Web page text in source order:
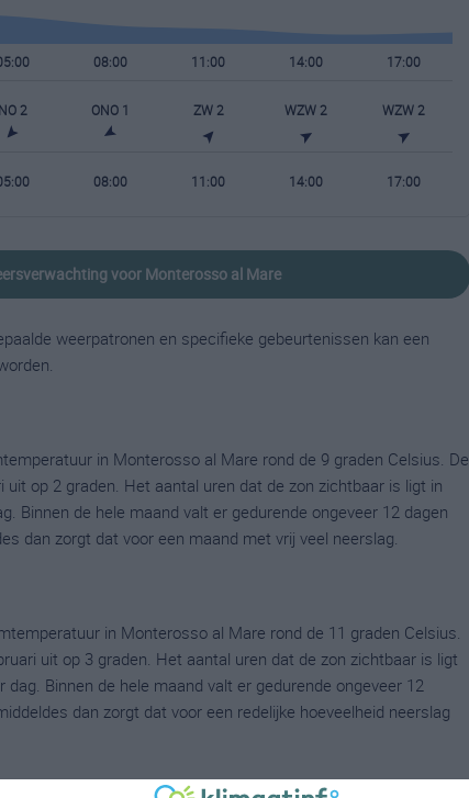
08:00 11:00 14:00 17:00
NO 2 ONO 1 ZW 2 WZW 2 WZW 2
08:00 11:00 14:00 17:00
voor Monterosso al Mare
weerpatronen en specifieke gebeurtenissen kan een
in Monterosso al Mare rond de 9 graden Celsius. De
op 2 graden. Het aantal uren dat de zon zichtbaar is ligt in
Binnen de hele maand valt er gedurende ongeveer 12 dagen
dan zorgt dat voor een maand met vrij veel neerslag.
in Monterosso al Mare rond de 11 graden Celsius.
uit op 3 graden. Het aantal uren dat de zon zichtbaar is ligt
Binnen de hele maand valt er gedurende ongeveer 12
dan zorgt dat voor een redelijke hoeveelheid neerslag